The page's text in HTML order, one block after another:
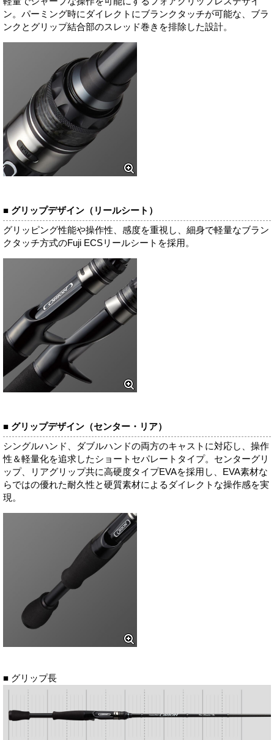
ン。パーミング時にダイレクトにブランクタッチが可能な、ブラ
ンクとグリップ結合部のスレッド巻きを排除した設計。
■ グリップデザイン（リールシート）
グリッピング性能や操作性、感度を重視し、細身で軽量なブラン
クタッチ方式のFuji ECSリールシートを採用。
■ グリップデザイン（センター・リア）
シングルハンド、ダブルハンドの両方のキャストに対応し、操作
性＆軽量化を追求したショートセパレートタイプ。センターグリ
ップ、リアグリップ共に高硬度タイプEVAを採用し、EVA素材な
らではの優れた耐久性と硬質素材によるダイレクトな操作感を実
現。
■ グリップ長